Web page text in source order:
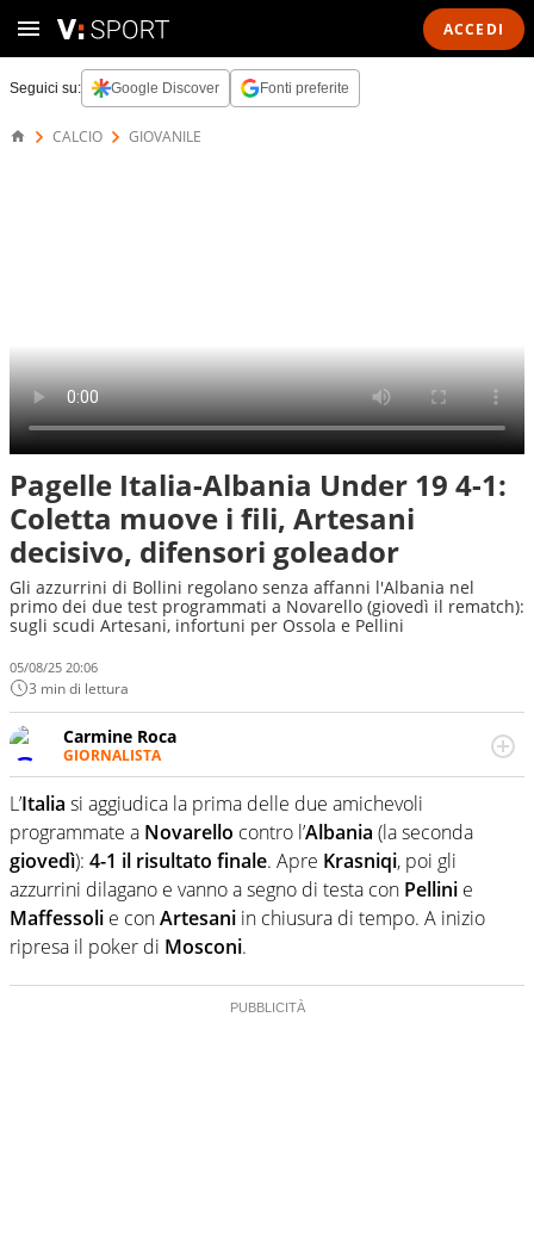
ACCEDI
Seguici su: Google Discover Fonti preferite
CALCIO GIOVANILE
Pagelle Italia-Albania Under 19 4-1:
Coletta muove i fili, Artesani
decisivo, difensori goleador
Gli azzurrini di Bollini regolano senza affanni l'Albania nel
primo dei due test programmati a Novarello (giovedì il rematch):
sugli scudi Artesani, infortuni per Ossola e Pellini
05/08/25 20:06
3 min di lettura
Carmine Roca
GIORNALISTA
Giornalista pubblicista, appassionato di calcio in tutte le
sue sfaccettature, con una particolare predilezione per i
campionati minori.
L’Italia si aggiudica la prima delle due amichevoli
programmate a Novarello contro l’Albania (la seconda
giovedì): 4-1 il risultato finale. Apre Krasniqi, poi gli
azzurrini dilagano e vanno a segno di testa con Pellini e
Maffessoli e conArtesani in chiusura di tempo. A inizio
ripresa il poker di Mosconi.